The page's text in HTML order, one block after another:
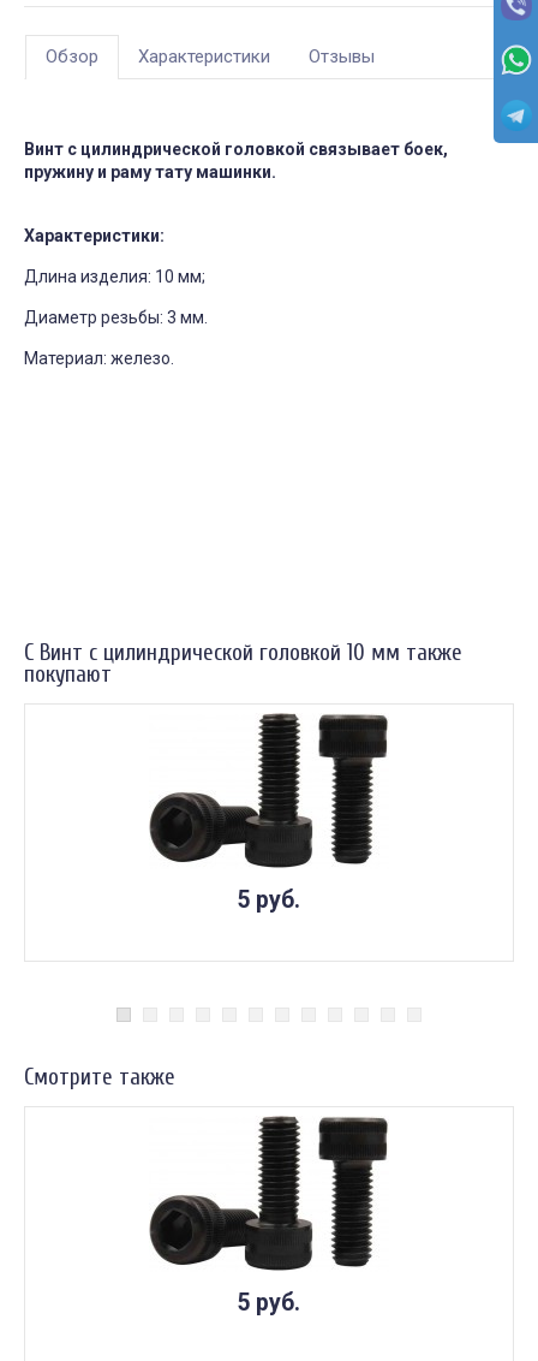
Обзор Характеристики Отзывы
Винт с цилиндрической головкой связывает боек,
пружину и раму тату машинки.
Характеристики:
Длина изделия: 10 мм;
Диаметр резьбы: 3 мм.
Материал: железо.
С Винт с цилиндрической головкой 10 мм также
покупают
5 руб.
Смотрите также
5 руб.